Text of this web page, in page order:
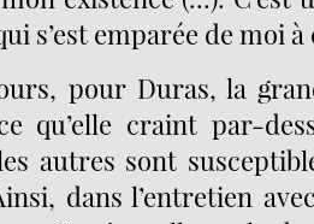
s’est emparée de moi à
pour Duras, la
qu’elle craint par-
autres sont
dans l’entretien